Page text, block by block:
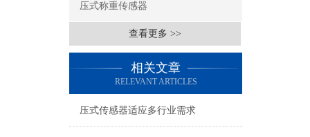
压式称重传感器
查看更多 >>
相关文章
RELEVANT ARTICLES
压式传感器适应多行业需求